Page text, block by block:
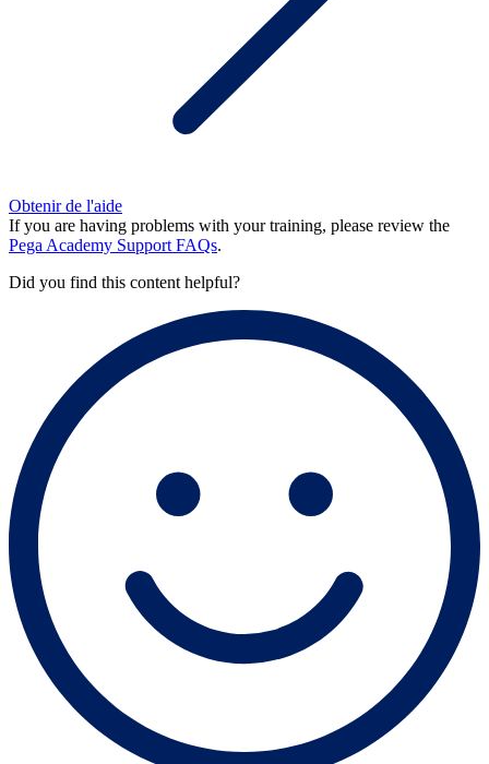
Obtenir de l'aide
If you are having problems with your training, please review the
Pega Academy Support FAQs.
Did you find this content helpful?